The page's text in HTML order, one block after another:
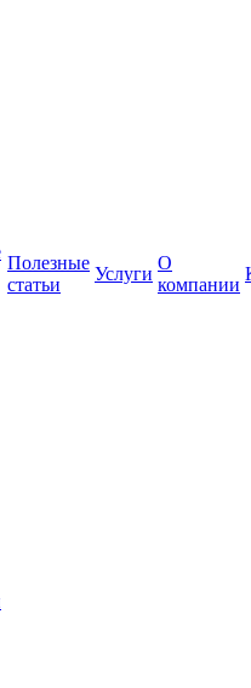
Полезные
статьи
Услуги
О
компании